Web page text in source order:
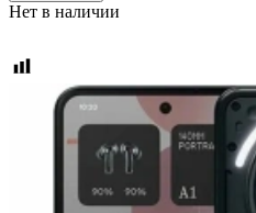
Нет в наличии